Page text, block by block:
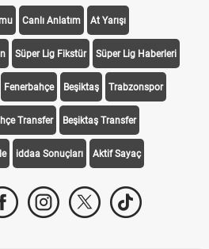
Canlı Anlatım At Yarışı
Süper Lig Fikstür Süper Lig Haberleri
Fenerbahçe Beşiktaş Trabzonspor
Transfer Beşiktaş Transfer
iddaa Sonuçları Aktif Sayaç